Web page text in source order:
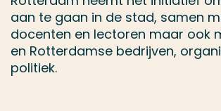
aan te gaan in de stad, samen
docenten en lectoren maar ook
en Rotterdamse bedrijven,
politiek.